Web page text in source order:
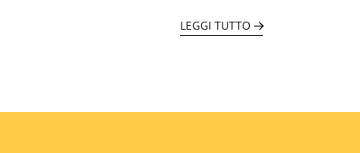
LEGGI TUTTO